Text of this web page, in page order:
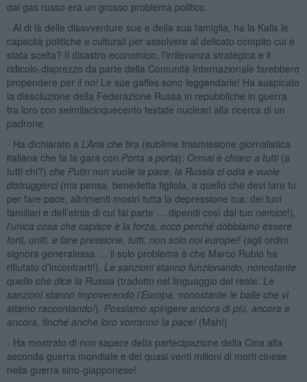
dal gas russo era un grosso problema politico.
- Al di là delle disavventure sue e della sua famiglia, ha la Kalls le
capacità politiche e culturali per assolvere al delicato compito cui è
stata scelta? Il disastro economico, l’irrilevanza strategica e il
ridicolo-disprezzo da parte della Comunità Internazionale farebbero
propendere per il no! Le sue gaffes sono leggendarie! Ha auspicato
la dissoluzione della Federazione Russa in repubbliche in guerra
tra loro con seimilacinquecento testate nucleari alla ricerca di un
padrone.
- Ha dichiarato a L’Aria che tira (sublime trasmissione giornalistica
italiana che fa la gara con Porta a porta): Ormai è chiaro a tutti (a
tutti chi?) che Putin non vuole la pace, la Russia ci odia e vuole
distruggerci(ma pensa, benedetta figliola, a quello che devi fare tu
per fare pace, altrimenti mostri tutta la depressione tua, dei tuoi
familiari e dell’etnia di cui fai parte … dipendi così dal tuo nemico!)
l’unica cosa che capisce è la forza, ecco perché dobbiamo essere
forti, uniti, e fare pressione, tutti, non solo noi europei! (agli ordini
signora generalessa … il solo problema è che Marco Rubio ha
rifiutato d’incontrarti!) . Le sanzioni stanno funzionando, nonostante
quello che dice la Russia (tradotto nel linguaggio del reale: Le
sanzioni stanno impoverendo l’Europa, nonostante le balle che vi
stiamo raccontando!) . Possiamo spingere ancora di più, ancora e
ancora, finché anche loro vorranno la pace! (Mah!)
- Ha mostrato di non sapere della partecipazione della Cina alla
seconda guerra mondiale e dei quasi venti milioni di morti cinese
nella guerra sino-giapponese!